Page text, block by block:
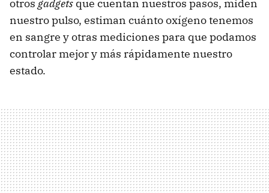
otros gadgets que cuentan nuestros pasos, miden
nuestro pulso, estiman cuánto oxígeno tenemos
en sangre y otras mediciones para que podamos
controlar mejor y más rápidamente nuestro
estado.